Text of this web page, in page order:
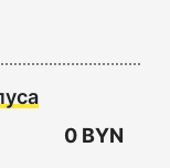
0 BYN